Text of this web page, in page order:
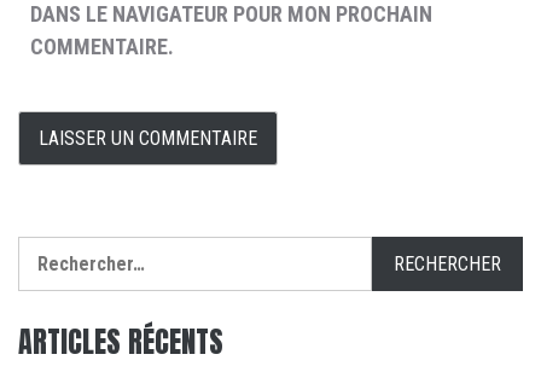
DANS LE NAVIGATEUR POUR MON PROCHAIN
COMMENTAIRE.
ARTICLES RÉCENTS